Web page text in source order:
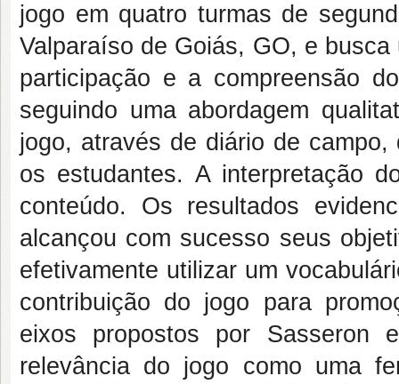
jogo em quatro turmas de
Valparaíso de Goiás, GO, e
participação e a compreensão
seguindo uma abordagem
jogo, através de diário de
os estudantes. A interpretação
conteúdo. Os resultados
alcançou com sucesso seus
efetivamente utilizar um
contribuição do jogo para
eixos propostos por Sasseron
relevância do jogo como uma